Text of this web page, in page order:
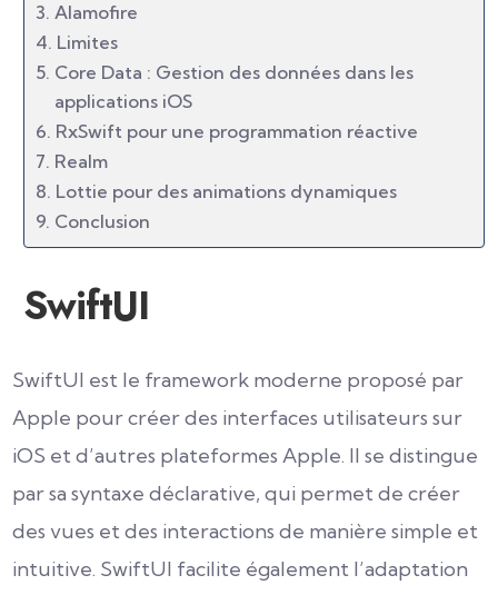
Alamofire
Limites
Core Data : Gestion des données dans les
applications iOS
RxSwift pour une programmation réactive
Realm
Lottie pour des animations dynamiques
Conclusion
SwiftUI
SwiftUI est le framework moderne proposé par
Apple pour créer des interfaces utilisateurs sur
iOS et d’autres plateformes Apple. Il se distingue
par sa syntaxe déclarative, qui permet de créer
des vues et des interactions de manière simple et
intuitive. SwiftUI facilite également l’adaptation